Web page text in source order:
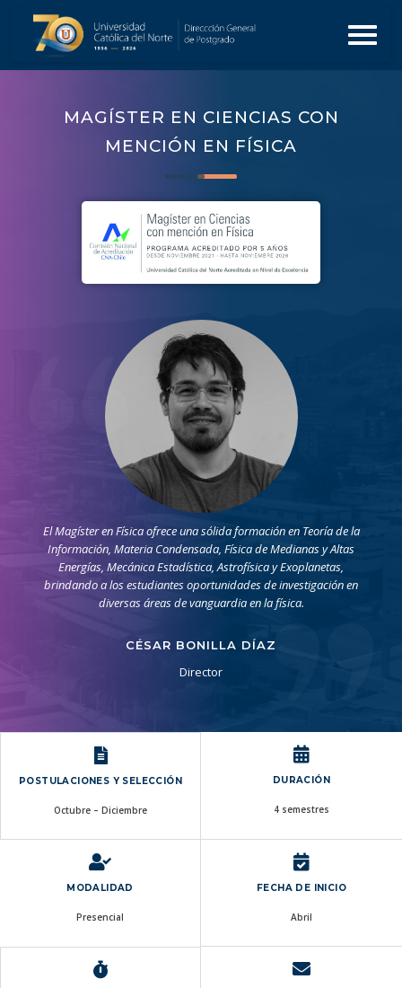
MAGÍSTER EN CIENCIAS CON
MENCIÓN EN FÍSICA
El Magíster en Física ofrece una sólida formación en Teoría de la
Información, Materia Condensada, Física de Medianas y Altas
Energías, Mecánica Estadística, Astrofísica y Exoplanetas,
brindando a los estudiantes oportunidades de investigación en
diversas áreas de vanguardia en la física.
CÉSAR BONILLA DÍAZ
Director
POSTULACIONES Y SELECCIÓN
Octubre – Diciembre
DURACIÓN
4 semestres
MODALIDAD
Presencial
FECHA DE INICIO
Abril